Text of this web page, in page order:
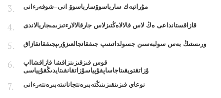
مۇراتبەك سارباسوۆسارباسوۆ انى–شوفەرءانى
قازاقستانداعى ەڭ لاس قالالاەڭتىزلاس جارقالالارءتىزىمىجاريالاندى
ورىستىڭ بەس سولبەسىن جسولداتىنىپ جىققانجالعىزۇرىپجىققانقازاق
قوس قىزقىزىنزاقشا قازاقشااپ
ۇزاتقتويقىتاجاساپقۇپياسۇزاتقانقىتايدىڭقۇپياسى
نوعاي قىزىنقىزىنىڭتەبىرەنتجانانىتەبىرەنتەرءانى